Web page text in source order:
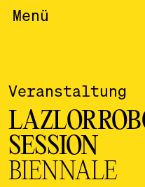
Menü
Veranstaltung
SESSION
BIENNALE